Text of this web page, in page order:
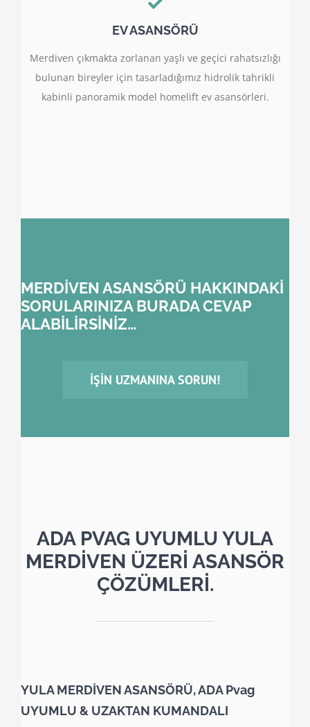
EV ASANSÖRÜ
Merdiven çıkmakta zorlanan yaşlı ve geçici rahatsızlığı
bulunan bireyler için tasarladığımız hidrolik tahrikli
kabinli panoramik model homelift ev asansörleri.
MERDİVEN ASANSÖRÜ HAKKINDAKİ
SORULARINIZA BURADA CEVAP
ALABİLİRSİNİZ…
İŞIN UZMANINA SORUN!
ADA PVAG UYUMLU YULA
MERDİVEN ÜZERİ ASANSÖR
ÇÖZÜMLERİ.
YULA MERDİVEN ASANSÖRÜ, ADA Pvag
UYUMLU & UZAKTAN KUMANDALI